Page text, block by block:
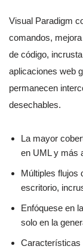
Visual Paradigm
comandos,
de código,
aplicaciones web
permanecen
desechables.
La mayor
en UML y más
Múltiples flujos
escritorio,
Enfóquese en
solo en la
Características